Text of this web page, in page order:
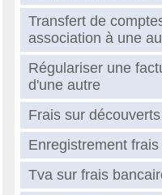
Transfert de
association à une
Régulariser une
d'une autre
Frais sur
Enregistrement
Tva sur frais